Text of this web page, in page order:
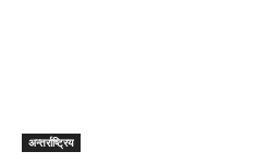
अन्तर्राष्ट्रिय